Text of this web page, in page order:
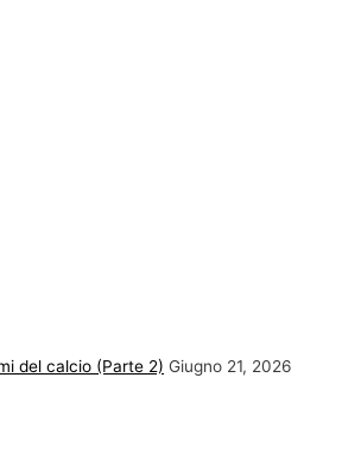
del calcio (Parte 2) Giugno 21, 2026